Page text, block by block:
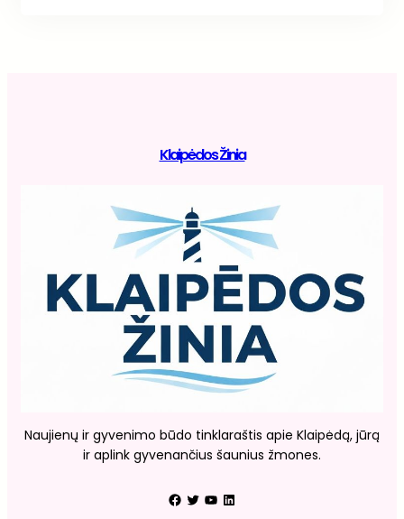
Klaipėdos Žinia
Naujienų ir gyvenimo būdo tinklaraštis apie Klaipėdą, jūrą
ir aplink gyvenančius šaunius žmones.
Facebook Twitter YouTube LinkedIn